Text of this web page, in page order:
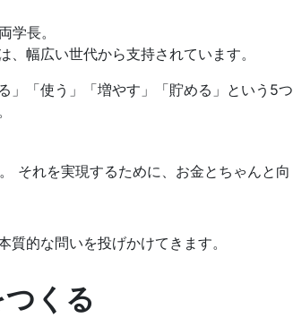
学長。
幅広い世代から支持されています。
」「使う」「増やす」「貯める」という5つ
それを実現するために、お金とちゃんと向
的な問いを投げかけてきます。
くる